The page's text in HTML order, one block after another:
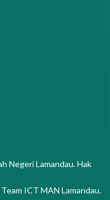
Negeri Lamandau. Hak
Team ICT MAN Lamandau.